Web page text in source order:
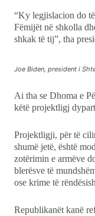
“Ky legjislacion do
Fëmijët në shkolla
shkak të tij”, tha
Joe Biden, president i
Ai tha se Dhoma e
këtë projektligj
Projektligji, për të
shumë jetë, është
zotërimin e armëve
blerësve të
ose krime të
Republikanët kanë